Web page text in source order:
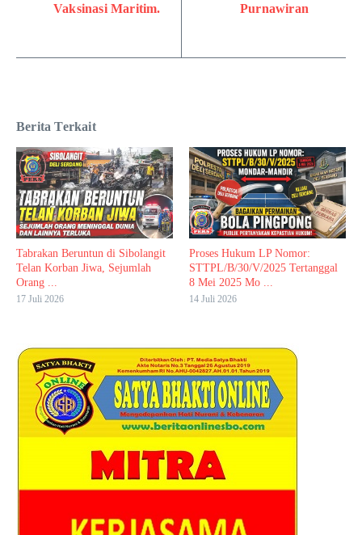
Vaksinasi Maritim.
Purnawiran
Berita Terkait
Tabrakan Beruntun di Sibolangit
Telan Korban Jiwa, Sejumlah
Orang ...
17 Juli 2026
Proses Hukum LP Nomor:
STTPL/B/30/V/2025 Tertanggal
8 Mei 2025 Mo ...
14 Juli 2026